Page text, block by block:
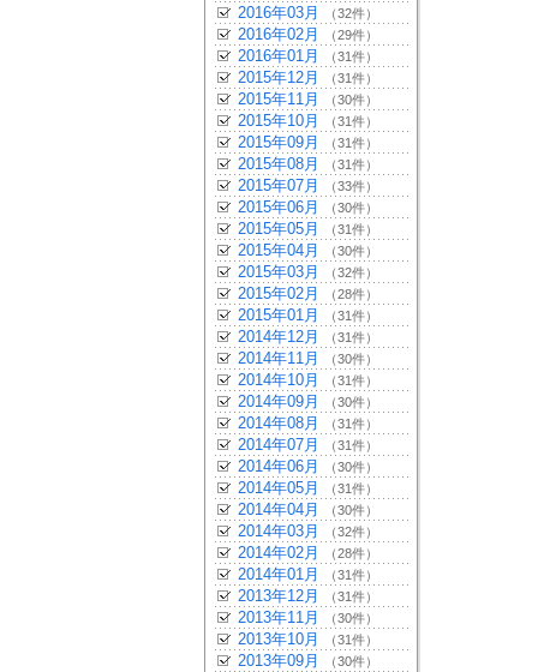
2016年03月 （32件）
2016年02月 （29件）
2016年01月 （31件）
2015年12月 （31件）
2015年11月 （30件）
2015年10月 （31件）
2015年09月 （31件）
2015年08月 （31件）
2015年07月 （33件）
2015年06月 （30件）
2015年05月 （31件）
2015年04月 （30件）
2015年03月 （32件）
2015年02月 （28件）
2015年01月 （31件）
2014年12月 （31件）
2014年11月 （30件）
2014年10月 （31件）
2014年09月 （30件）
2014年08月 （31件）
2014年07月 （31件）
2014年06月 （30件）
2014年05月 （31件）
2014年04月 （30件）
2014年03月 （32件）
2014年02月 （28件）
2014年01月 （31件）
2013年12月 （31件）
2013年11月 （30件）
2013年10月 （31件）
2013年09月 （30件）